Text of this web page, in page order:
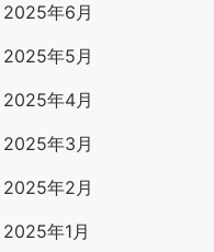
2025年6月
2025年5月
2025年4月
2025年3月
2025年2月
2025年1月